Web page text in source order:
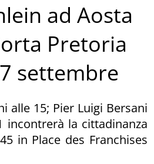
ad Aosta
Pretoria
settembre
alle 15; Pier Luigi Bersani
incontrerà la cittadinanza
in Place des Franchises